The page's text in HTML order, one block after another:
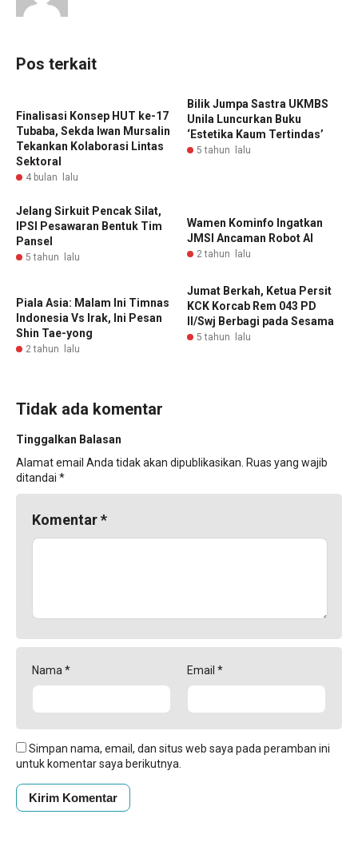
Pos terkait
Finalisasi Konsep HUT ke-17
Tubaba, Sekda Iwan Mursalin
Tekankan Kolaborasi Lintas
Sektoral
4 bulan lalu
Bilik Jumpa Sastra UKMBS
Unila Luncurkan Buku
‘Estetika Kaum Tertindas’
5 tahun lalu
Jelang Sirkuit Pencak Silat,
IPSI Pesawaran Bentuk Tim
Pansel
5 tahun lalu
Wamen Kominfo Ingatkan
JMSI Ancaman Robot AI
2 tahun lalu
Piala Asia: Malam Ini Timnas
Indonesia Vs Irak, Ini Pesan
Shin Tae-yong
2 tahun lalu
Jumat Berkah, Ketua Persit
KCK Korcab Rem 043 PD
II/Swj Berbagi pada Sesama
5 tahun lalu
Tidak ada komentar
Tinggalkan Balasan
Alamat email Anda tidak akan dipublikasikan. Ruas yang wajib
ditandai *
Komentar*
Nama * Email *
Simpan nama, email, dan situs web saya pada peramban ini
untuk komentar saya berikutnya.